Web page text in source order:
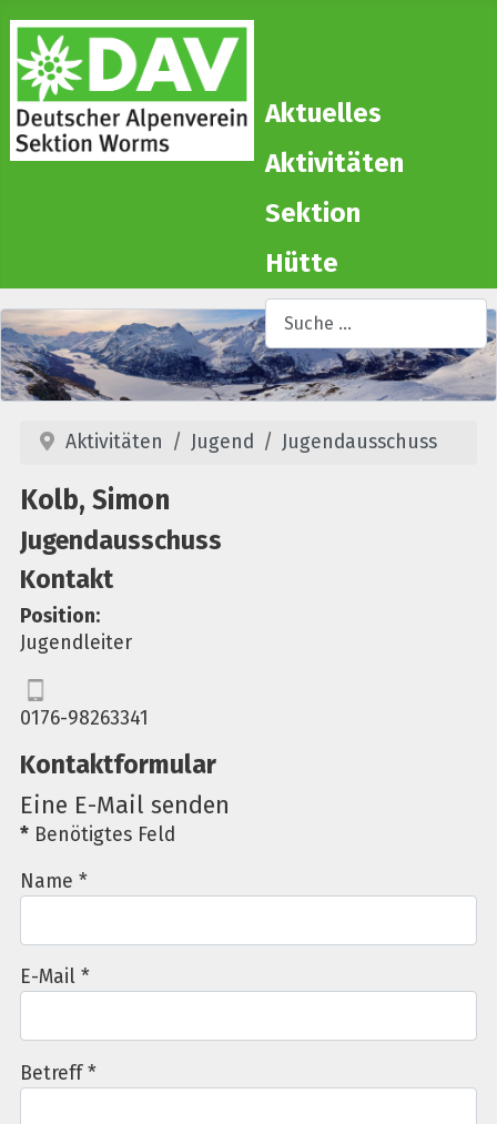
Aktuelles
Aktivitäten
Sektion
Hütte
Suchen
Aktivitäten Jugend Jugendausschuss
Kolb, Simon
Jugendausschuss
Kontakt
Position:
Jugendleiter
0176-98263341
Kontaktformular
Eine E-Mail senden
*Benötigtes Feld
Name *
E-Mail*
Betreff*